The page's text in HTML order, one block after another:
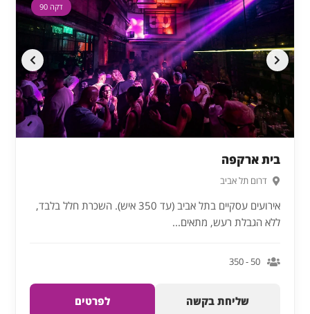
דקה 90
בית ארקפה
דרום תל אביב
אירועים עסקיים בתל אביב (עד 350 איש). השכרת חלל בלבד,
ללא הגבלת רעש, מתאים...
50 - 350
שליחת בקשה לפרטים